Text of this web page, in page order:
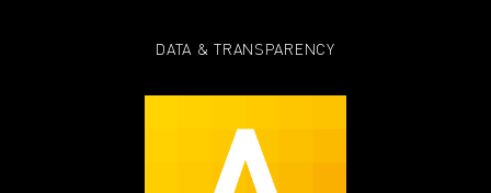
DATA & TRANSPARENCY